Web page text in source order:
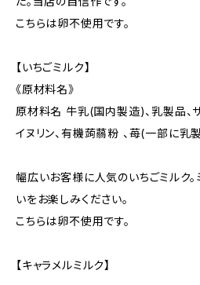
こちらは卵不使用です。
【いちごミルク】
《原材料名》
原材料名 牛乳(国内製造)、乳製品、
イヌリン、有機蒟蒻粉 、苺(一部に乳
幅広いお客様に人気のいちごミルク
いをお楽しみください。
こちらは卵不使用です。
【キャラメルミルク】